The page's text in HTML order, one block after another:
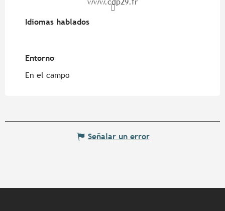
Idiomas hablados
Idiomas hablados
Entorno
Entorno
En el campo
Señalar un error